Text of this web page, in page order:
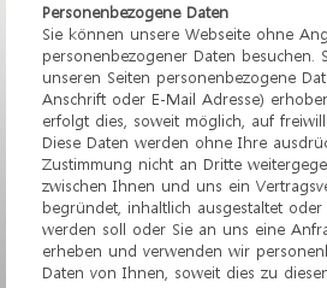
Personenbezogene Daten
Sie können unsere Webseite ohne
personenbezogener Daten besuchen.
unseren Seiten personenbezogene
Anschrift oder E-Mail Adresse)
erfolgt dies, soweit möglich, auf
Diese Daten werden ohne Ihre
Zustimmung nicht an Dritte
zwischen Ihnen und uns ein
begründet, inhaltlich ausgestaltet
werden soll oder Sie an uns eine
erheben und verwenden wir
Daten von Ihnen, soweit dies zu